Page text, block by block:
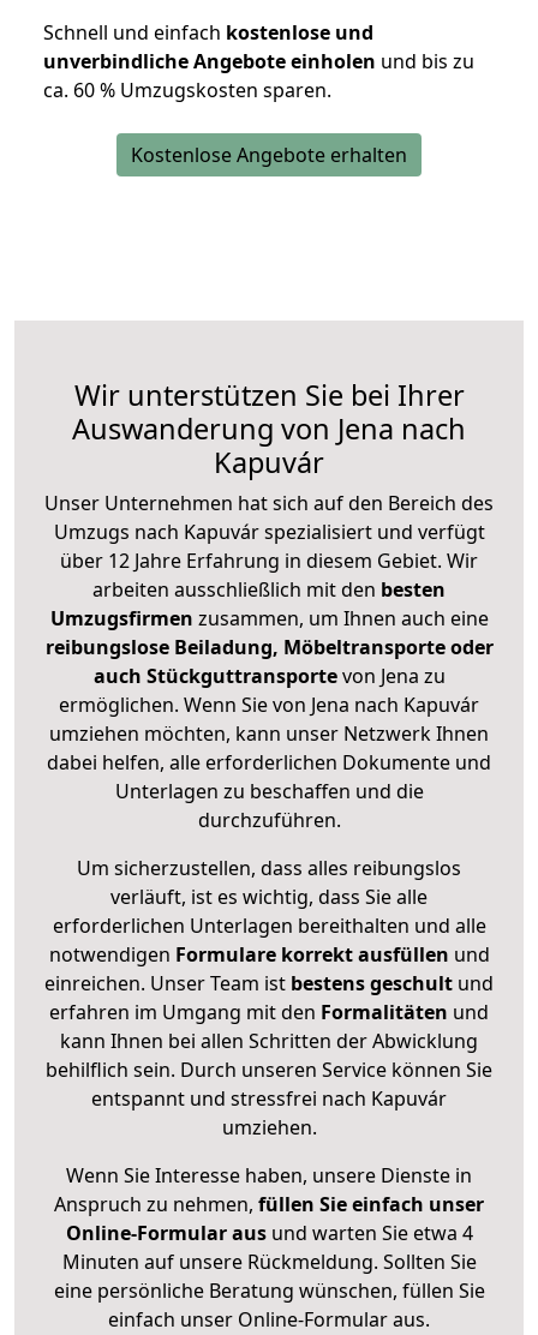
Schnell und einfach kostenlose und
unverbindliche Angebote einholen und bis zu
ca. 60 % Umzugskosten sparen.
Kostenlose Angebote erhalten
Wir unterstützen Sie bei Ihrer
Auswanderung von Jena nach
Kapuvár
Unser Unternehmen hat sich auf den Bereich des
Umzugs nach Kapuvár spezialisiert und verfügt
über 12 Jahre Erfahrung in diesem Gebiet. Wir
arbeiten ausschließlich mit den besten
Umzugsfirmen zusammen, um Ihnen auch eine
reibungslose Beiladung, Möbeltransporte oder
auch Stückguttransportevon Jena zu
ermöglichen. Wenn Sie von Jena nach Kapuvár
umziehen möchten, kann unser Netzwerk Ihnen
dabei helfen, alle erforderlichen Dokumente und
Unterlagen zu beschaffen und die
durchzuführen.
Um sicherzustellen, dass alles reibungslos
verläuft, ist es wichtig, dass Sie alle
erforderlichen Unterlagen bereithalten und alle
notwendigen Formulare korrekt ausfüllen und
einreichen. Unser Team ist bestens geschult und
erfahren im Umgang mit den Formalitäten und
kann Ihnen bei allen Schritten der Abwicklung
behilflich sein. Durch unseren Service können Sie
entspannt und stressfrei nach Kapuvár
umziehen.
Wenn Sie Interesse haben, unsere Dienste in
Anspruch zu nehmen, füllen Sie einfach unser
Online-Formular ausund warten Sie etwa 4
Minuten auf unsere Rückmeldung. Sollten Sie
eine persönliche Beratung wünschen, füllen Sie
einfach unser Online-Formular aus.